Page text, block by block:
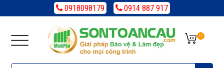
0918098179 0914 887 917
0